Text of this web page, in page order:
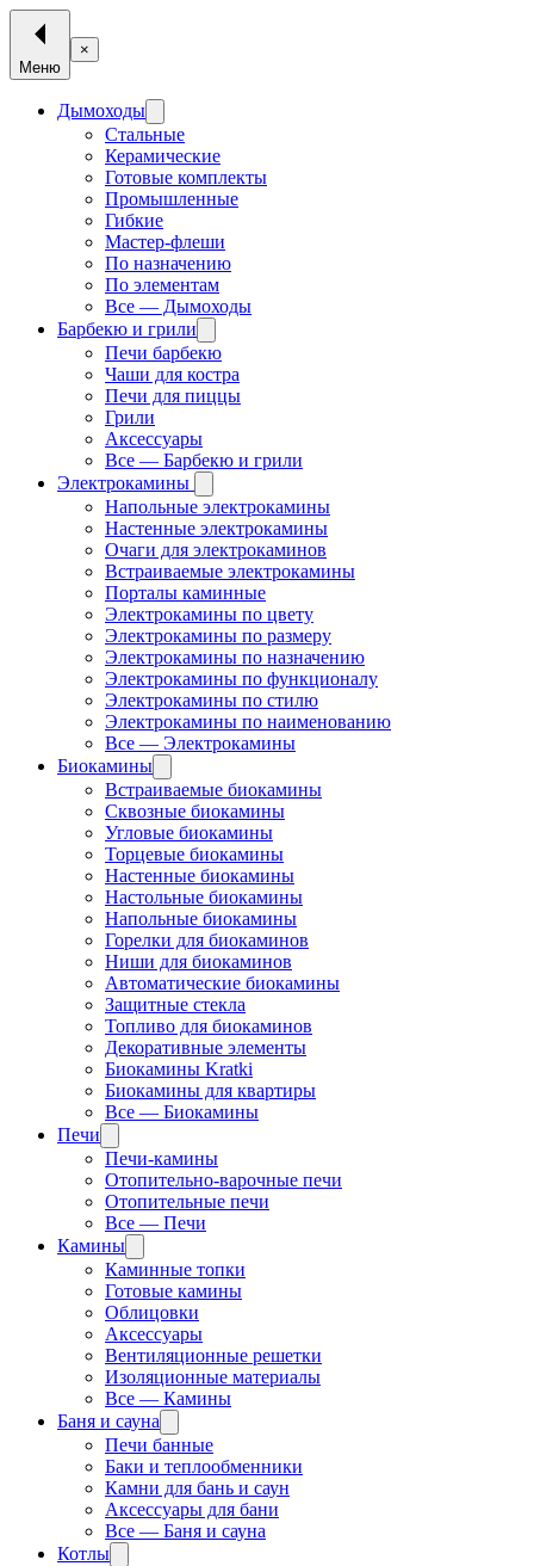
Меню
×
Дымоходы
Стальные
Керамические
Готовые комплекты
Промышленные
Гибкие
Мастер-флеши
По назначению
По элементам
Все — Дымоходы
Барбекю и грили
Печи барбекю
Чаши для костра
Печи для пиццы
Грили
Аксессуары
Все — Барбекю и грили
Электрокамины
Напольные электрокамины
Настенные электрокамины
Очаги для электрокаминов
Встраиваемые электрокамины
Порталы каминные
Электрокамины по цвету
Электрокамины по размеру
Электрокамины по назначению
Электрокамины по функционалу
Электрокамины по стилю
Электрокамины по наименованию
Все — Электрокамины
Биокамины
Встраиваемые биокамины
Сквозные биокамины
Угловые биокамины
Торцевые биокамины
Настенные биокамины
Настольные биокамины
Напольные биокамины
Горелки для биокаминов
Ниши для биокаминов
Автоматические биокамины
Защитные стекла
Топливо для биокаминов
Декоративные элементы
Биокамины Kratki
Биокамины для квартиры
Все — Биокамины
Печи
Печи-камины
Отопительно-варочные печи
Отопительные печи
Все — Печи
Камины
Каминные топки
Готовые камины
Облицовки
Аксессуары
Вентиляционные решетки
Изоляционные материалы
Все — Камины
Баня и сауна
Печи банные
Баки и теплообменники
Камни для бань и саун
Аксессуары для бани
Все — Баня и сауна
Котлы